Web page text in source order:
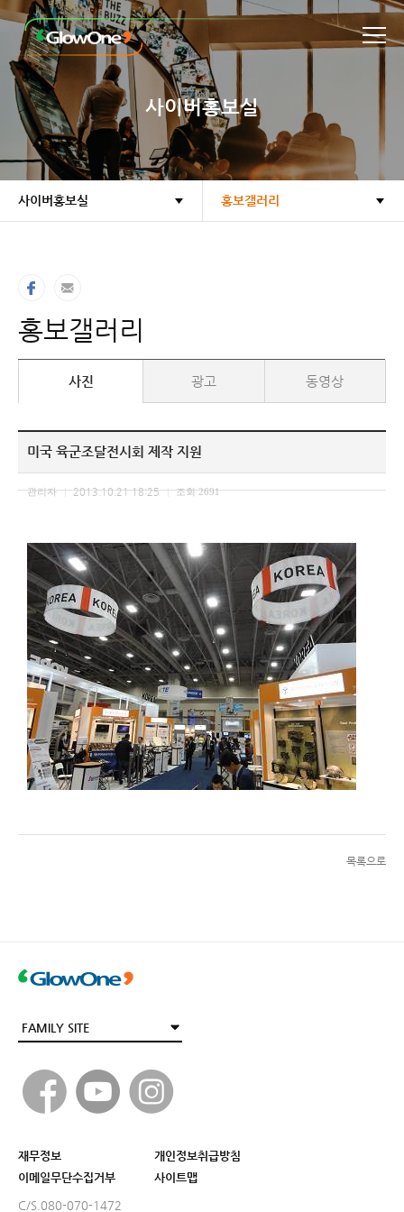
본문바로가기
사이버홍보실
사이버홍보실 홍보갤러리
홍보갤러리
사진 광고 동영상
미국 육군조달전시회 제작 지원
관리자 | 2013.10.21 18:25 | 조회 2691
목록으로
재무정보
개인정보취급방침
이메일무단수집거부
사이트맵
C/S.080-070-1472